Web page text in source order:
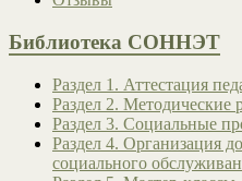
Библиотека СОННЭТ
Раздел 1. Аттестация
Раздел 2. Методические
Раздел 3. Социальные
Раздел 4. Организация
социального